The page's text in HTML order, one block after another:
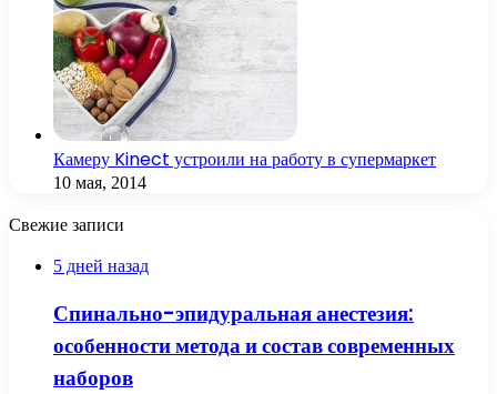
Камеру Kinect устроили на работу в супермаркет
10 мая, 2014
Свежие записи
5 дней назад
Спинально-эпидуральная анестезия:
особенности метода и состав современных
наборов